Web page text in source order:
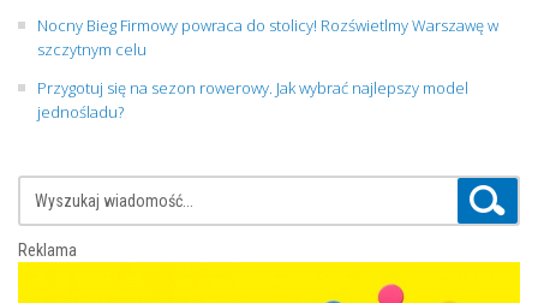
Nocny Bieg Firmowy powraca do stolicy! Rozświetlmy Warszawę w
szczytnym celu
Przygotuj się na sezon rowerowy. Jak wybrać najlepszy model
jednośladu?
Reklama